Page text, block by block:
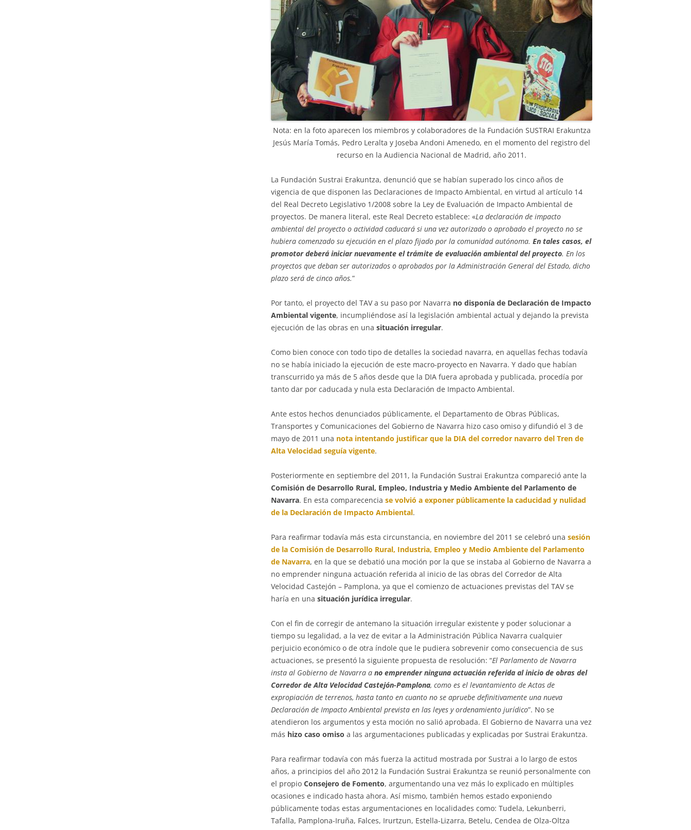
Nota: en la foto aparecen los miembros y colaboradores de la Fundación SUSTRAI Erakuntza
Jesús María Tomás, Pedro Leralta y Joseba Andoni Amenedo, en el momento del registro del
recurso en la Audiencia Nacional de Madrid, año 2011.
La Fundación Sustrai Erakuntza, denunció que se habían superado los cinco años de
vigencia de que disponen las Declaraciones de Impacto Ambiental, en virtud al artículo 14
del Real Decreto Legislativo 1/2008 sobre la Ley de Evaluación de Impacto Ambiental de
proyectos. De manera literal, este Real Decreto establece: «La declaración de impacto
ambiental del proyecto o actividad caducará si una vez autorizado o aprobado el proyecto no se
hubiera comenzado su ejecución en el plazo fijado por la comunidad autónoma.En tales casos, el
promotor deberá iniciar nuevamente el trámite de evaluación ambiental del proyecto. En los
proyectos que deban ser autorizados o aprobados por la Administración General del Estado, dicho
plazo será de cinco años.”
Por tanto, el proyecto del TAV a su paso por Navarra no disponía de Declaración de Impacto
Ambiental vigente, incumpliéndose así la legislación ambiental actual y dejando la prevista
ejecución de las obras en unasituación irregular.
Como bien conoce con todo tipo de detalles la sociedad navarra, en aquellas fechas todavía
no se había iniciado la ejecución de este macro-proyecto en Navarra. Y dado que habían
transcurrido ya más de 5 años desde que la DIA fuera aprobada y publicada, procedía por
tanto dar por caducada y nula esta Declaración de Impacto Ambiental.
Ante estos hechos denunciados públicamente, el Departamento de Obras Públicas,
Transportes y Comunicaciones del Gobierno de Navarra hizo caso omiso y difundió el 3 de
mayo de 2011 una nota intentando justificar que la DIA del corredor navarro del Tren de
Alta Velocidad seguía vigente.
Posteriormente en septiembre del 2011, la Fundación Sustrai Erakuntza compareció ante la
Comisión de Desarrollo Rural, Empleo, Industria y Medio Ambiente del Parlamento de
Navarra. En esta comparecenciase volvió a exponer públicamente la caducidad y nulidad
de la Declaración de Impacto Ambiental.
Para reafirmar todavía más esta circunstancia, en noviembre del 2011 se celebró unasesión
de la Comisión de Desarrollo Rural, Industria, Empleo y Medio Ambiente del Parlamento
de Navarra, en la que se debatió una moción por la que se instaba al Gobierno de Navarra a
no emprender ninguna actuación referida al inicio de las obras del Corredor de Alta
Velocidad Castejón – Pamplona, ya que el comienzo de actuaciones previstas del TAV se
haría en unasituación jurídica irregular.
Con el fin de corregir de antemano la situación irregular existente y poder solucionar a
tiempo su legalidad, a la vez de evitar a la Administración Pública Navarra cualquier
perjuicio económico o de otra índole que le pudiera sobrevenir como consecuencia de sus
actuaciones, se presentó la siguiente propuesta de resolución: “El Parlamento de Navarra
insta al Gobierno de Navarra ano emprender ninguna actuación referida al inicio de obras del
Corredor de Alta Velocidad Castejón-Pamplona, como es el levantamiento de Actas de
expropiación de terrenos, hasta tanto en cuanto no se apruebe definitivamente una nueva
Declaración de Impacto Ambiental prevista en las leyes y ordenamiento jurídico”. No se
atendieron los argumentos y esta moción no salió aprobada. El Gobierno de Navarra una vez
más hizo caso omiso a las argumentaciones publicadas y explicadas por Sustrai Erakuntza.
Para reafirmar todavía con más fuerza la actitud mostrada por Sustrai a lo largo de estos
años, a principios del año 2012 la Fundación Sustrai Erakuntza se reunió personalmente con
el propioConsejero de Fomento, argumentando una vez más lo explicado en múltiples
ocasiones e indicado hasta ahora. Así mismo, también hemos estado exponiendo
públicamente todas estas argumentaciones en localidades como: Tudela, Lekunberri,
Tafalla, Pamplona-Iruña, Falces, Irurtzun, Estella-Lizarra, Betelu, Cendea de Olza-Oltza